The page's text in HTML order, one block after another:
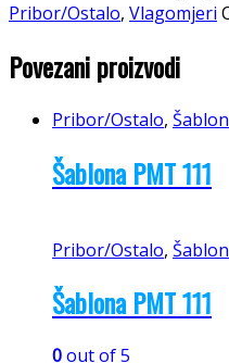
Pribor/Ostalo, Vlagomjeri
Povezani proizvodi
Pribor/Ostalo,
Šablona PMT 111
Pribor/Ostalo,
Šablona PMT 111
0out of 5